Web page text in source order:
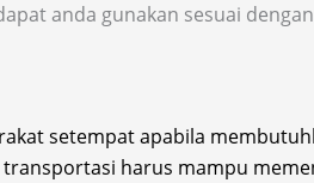
anda gunakan sesuai
setempat apabila
harus mampu